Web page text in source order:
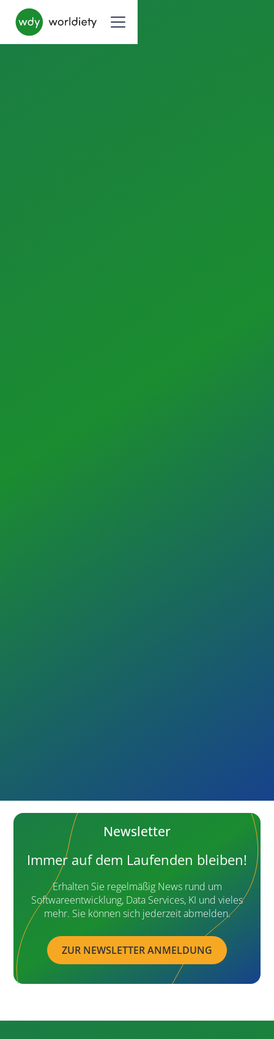
Newsletter
Immer auf dem Laufenden bleiben!
Erhalten Sie regelmäßig News rund um
Softwareentwicklung, Data Services, KI und vieles
mehr. Sie können sich jederzeit abmelden.
ZUR NEWSLETTER ANMELDUNG